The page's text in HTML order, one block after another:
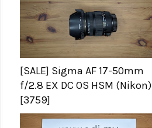
[SALE] Sigma AF 17-50mm
f/2.8 EX DC OS HSM (Nikon)
[3759]